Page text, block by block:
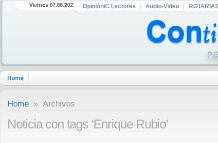
Viernes 07.08.2026 Opinión/C Lectores Audio-Video
Home
Home » Archivos
Noticia con tags ‘Enrique Rubio’